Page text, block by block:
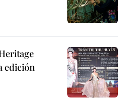
edición